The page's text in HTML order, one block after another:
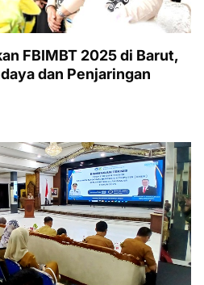
FBIMBT 2025 di Barut,
dan Penjaringan